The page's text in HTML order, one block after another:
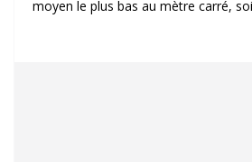
moyen le plus bas au mètre carré,